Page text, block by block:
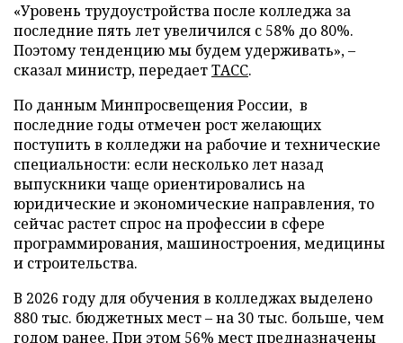
«Уровень трудоустройства после колледжа за
последние пять лет увеличился с 58% до 80%.
Поэтому тенденцию мы будем удерживать», –
сказал министр, передаетТАСС.
По данным Минпросвещения России, в
последние годы отмечен рост желающих
поступить в колледжи на рабочие и технические
специальности: если несколько лет назад
выпускники чаще ориентировались на
юридические и экономические направления, то
сейчас растет спрос на профессии в сфере
программирования, машиностроения, медицины
и строительства.
В 2026 году для обучения в колледжах выделено
880 тыс. бюджетных мест – на 30 тыс. больше, чем
годом ранее. При этом 56% мест предназначены